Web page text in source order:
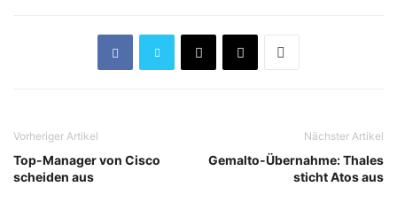
Vorheriger Artikel
Top-Manager von Cisco
scheiden aus
Nächster Artikel
Gemalto-Übernahme: Thales
sticht Atos aus